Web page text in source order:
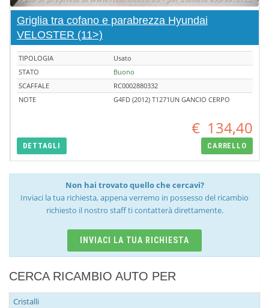
Griglia tra cofano e parabrezza Hyundai
VELOSTER (11>)
TIPOLOGIA
Usato
STATO
Buono
SCAFFALE
RC0002880332
NOTE
G4FD (2012) T1271UN GANCIO CERPO
€ 134,40
DETTAGLI CARRELLO
Non hai trovato quello che cercavi?
Inviaci la tua richiesta, appena verremo in possesso del ricambio
richiesto il nostro staff ti contatterà direttamente.
INVIACI LA TUA RICHIESTA
CERCA RICAMBIO AUTO PER
Cristalli